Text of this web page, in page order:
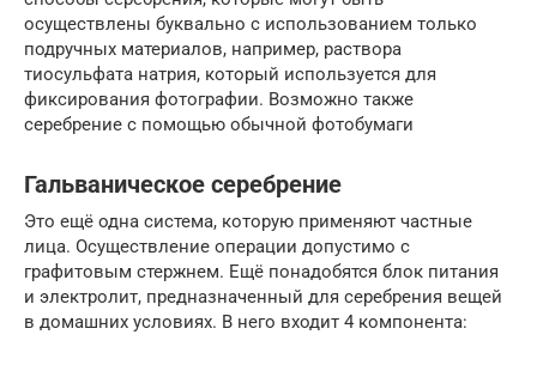
осуществлены буквально с использованием только
подручных материалов, например, раствора
тиосульфата натрия, который используется для
фиксирования фотографии. Возможно также
серебрение с помощью обычной фотобумаги
Гальваническое серебрение
Это ещё одна система, которую применяют частные
лица. Осуществление операции допустимо с
графитовым стержнем. Ещё понадобятся блок питания
и электролит, предназначенный для серебрения вещей
в домашних условиях. В него входит 4 компонента: